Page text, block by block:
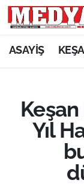
ASAYİŞ
Yıl
KEŞAN
ASAYİŞ
SİYASET
GÜNDEM